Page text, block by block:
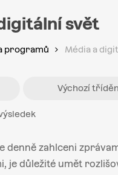
svět
programů Média a
Výchozí
denně zahlceni
je důležité umět